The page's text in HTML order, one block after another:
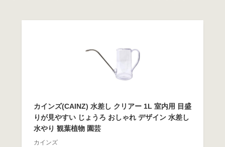
カインズ(CAINZ) 水差し クリアー 1L 室内用 目盛
りが見やすい じょうろ おしゃれ デザイン 水差し
水やり 観葉植物 園芸
カインズ